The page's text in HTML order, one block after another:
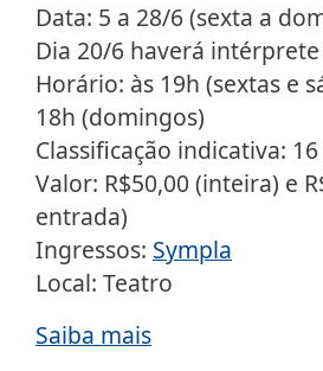
Data: 5 a 28/6 (sexta a
Dia 20/6 haverá
Horário: às 19h (sextas e
18h (domingos)
Classificação indicativa:
Valor: R$50,00 (inteira) e
entrada)
Ingressos: Sympla
Local: Teatro
Saiba mais